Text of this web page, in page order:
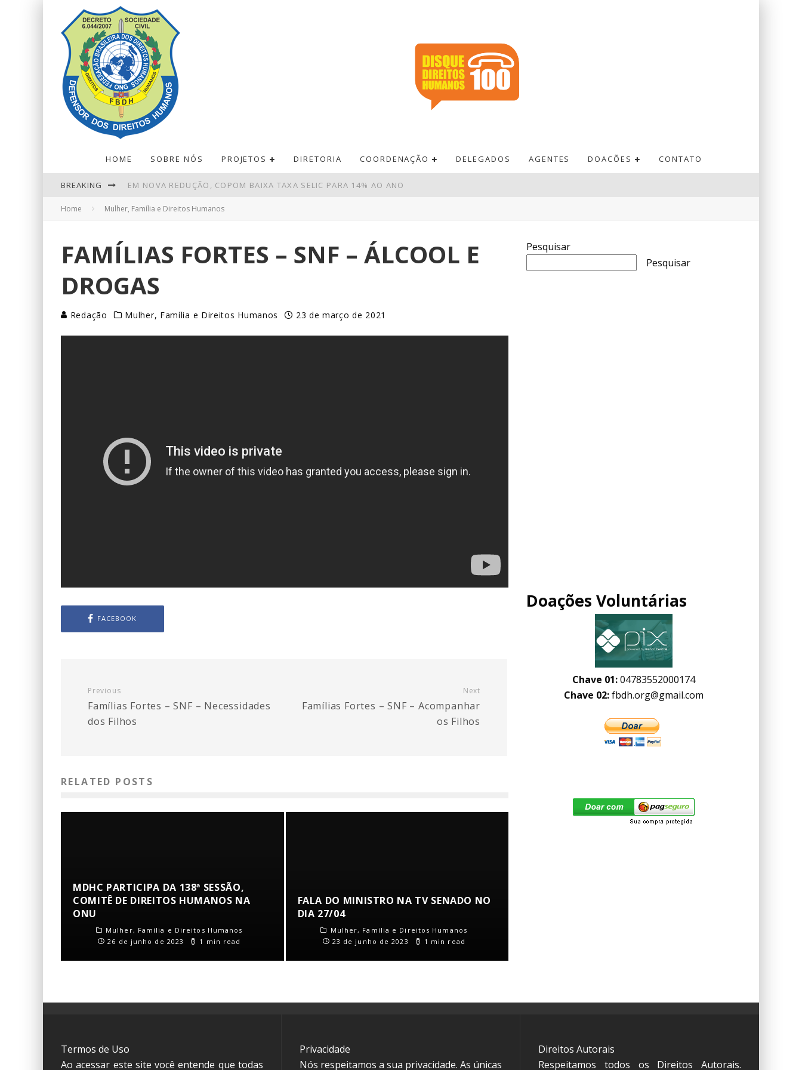
HOME SOBRE NÓS PROJETOS DIRETORIA COORDENAÇÃO DELEGADOS AGENTES DOACÕES CONTATO
BREAKING EM NOVA REDUÇÃO, COPOM BAIXA TAXA SELIC PARA 14% AO ANO
EBSERH - FILIAL HOSPITAL UNIVERSITÁRIO ONOFRE LOPES
REDUÇÃO DA TAXA DE JUROS AINDA É INSUFICIENTE, AVALIAM ENTIDADES
Home Mulher, Família e Direitos Humanos
FAMÍLIAS FORTES – SNF – ÁLCOOL E
DROGAS
Redação Mulher, Família e Direitos Humanos 23 de março de 2021
FACEBOOK
Previous
Famílias Fortes – SNF – Necessidades
dos Filhos
Next
Famílias Fortes – SNF – Acompanhar
os Filhos
RELATED POSTS
MDHC PARTICIPA DA 138ª SESSÃO,
COMITÊ DE DIREITOS HUMANOS NA
ONU
Mulher, Família e Direitos Humanos
26 de junho de 2023
1 min read
FALA DO MINISTRO NA TV SENADO NO
DIA 27/04
Mulher, Família e Direitos Humanos
23 de junho de 2023
1 min read
Pesquisar
Pesquisar
Doações Voluntárias
Chave 01:04783552000174
Chave 02:fbdh.org@gmail.com
Termos de Uso
Ao acessar este site você entende que todas
Privacidade
Nós respeitamos a sua privacidade. As únicas
Direitos Autorais
Respeitamos todos os Direitos Autorais.